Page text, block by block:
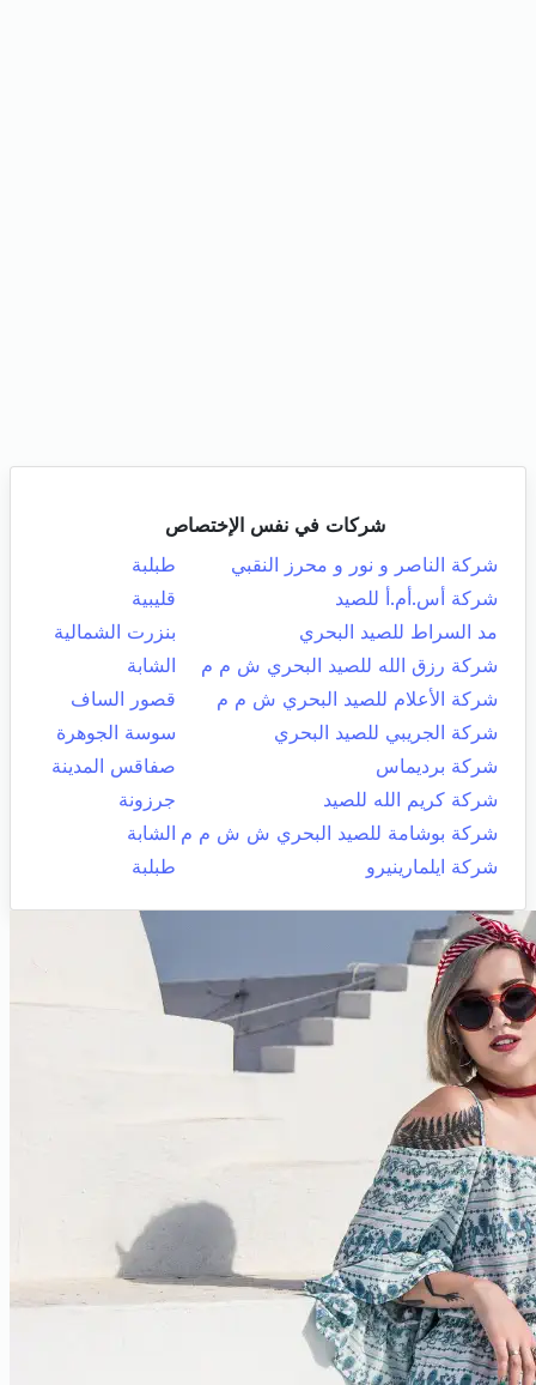
شركات في نفس الإختصاص
شركة الناصر و نور و محرز النقبي
طبلبة
شركة أس.أم.أ للصيد
قليبية
مد السراط للصيد البحري
بنزرت الشمالية
شركة رزق الله للصيد البحري ش م م
الشابة
شركة الأعلام للصيد البحري ش م م
قصور الساف
شركة الجريبي للصيد البحري
سوسة الجوهرة
شركة برديماس
صفاقس المدينة
شركة كريم الله للصيد
جرزونة
شركة بوشامة للصيد البحري ش ش م م الشابة
شركة ايلمارينيرو
طبلبة